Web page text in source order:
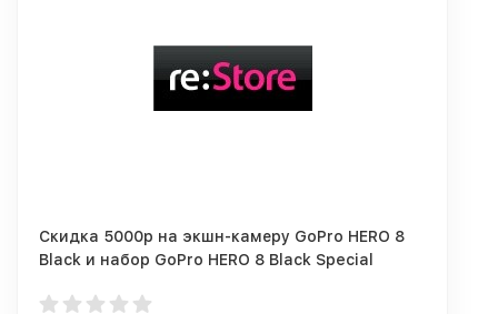
Скидка 5000р на экшн-камеру GoPro HERO 8
Black и набор GoPro HERO 8 Black Special